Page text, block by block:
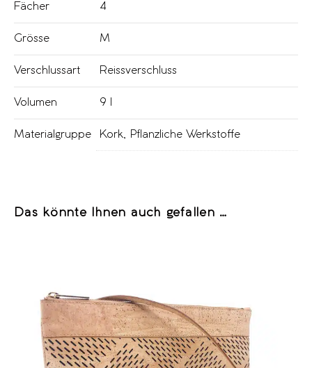
Fächer 4
Grösse M
Verschlussart Reissverschluss
Volumen 9 l
Materialgruppe Kork Pflanzliche Werkstoffe
Das könnte Ihnen auch gefallen …